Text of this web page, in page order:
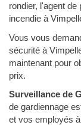
rondier, l'agent
incendie à
Vous vous
sécurité à
maintenant pour
prix.
Surveillance de
de gardiennage
et vos employés